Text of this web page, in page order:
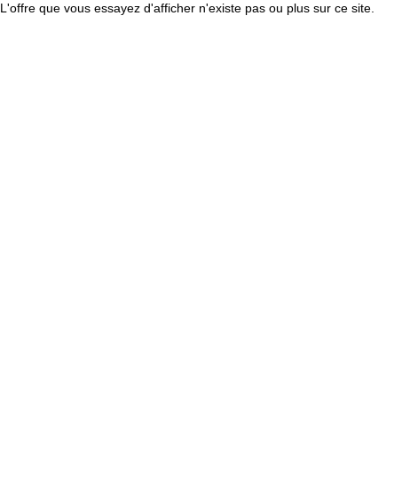
L'offre que vous essayez d'afficher n'existe pas ou plus sur ce site.